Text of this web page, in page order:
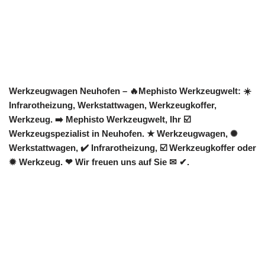
Werkzeugwagen Neuhofen – 🔥Mephisto Werkzeugwelt: ☀️
Infrarotheizung, Werkstattwagen, Werkzeugkoffer,
Werkzeug. ➡️ Mephisto Werkzeugwelt, Ihr ☑️
Werkzeugspezialist in Neuhofen. ★ Werkzeugwagen, ✺
Werkstattwagen, ✔️ Infrarotheizung, ☑️ Werkzeugkoffer oder
✹ Werkzeug. ❤ Wir freuen uns auf Sie ✉ ✔.